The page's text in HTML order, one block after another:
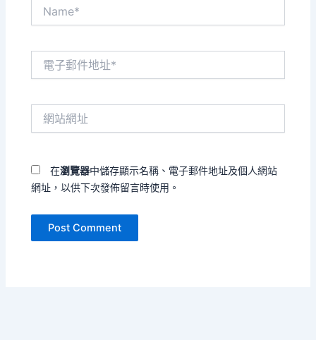
在瀏覽器中儲存顯示名稱、電子郵件地址及個人網站
網址，以供下次發佈留言時使用。